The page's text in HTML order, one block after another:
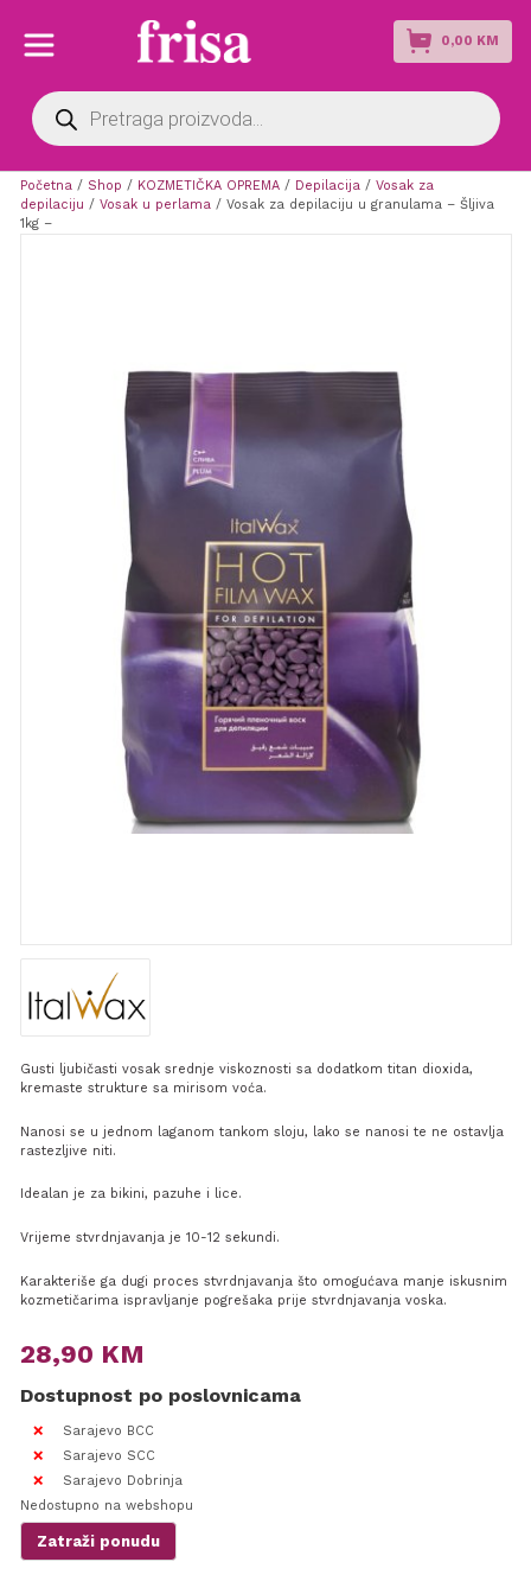
0,00 KM
Products
search
Početna / Shop / KOZMETIČKA OPREMA/ Depilacija / Vosak za
depilaciju / Vosak u perlama / Vosak za depilaciju u granulama – Šljiva
1kg –
Gusti ljubičasti vosak srednje viskoznosti sa dodatkom titan dioxida,
kremaste strukture sa mirisom voća.
Nanosi se u jednom laganom tankom sloju, lako se nanosi te ne ostavlja
rastezljive niti.
Idealan je za bikini, pazuhe i lice.
Vrijeme stvrdnjavanja je 10-12 sekundi.
Karakteriše ga dugi proces stvrdnjavanja što omogućava manje iskusnim
kozmetičarima ispravljanje pogrešaka prije stvrdnjavanja voska.
28,90 KM
Dostupnost po poslovnicama
Sarajevo BCC
Sarajevo SCC
Sarajevo Dobrinja
Nedostupno na webshopu
Zatraži ponudu